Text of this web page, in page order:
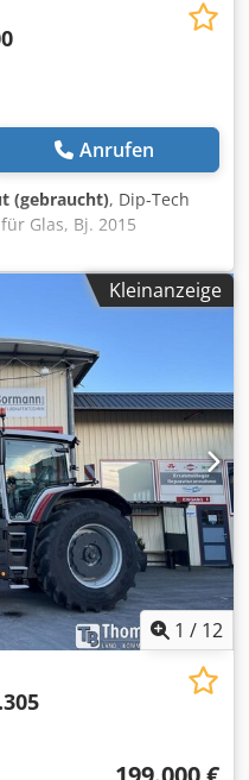
Anrufen
(gebraucht), Dip-Tech
Glas, Bj. 2015
SPEKTRUM TINTE:
und TVG Glas
und
sind 7 Druckköpfe in
Sie ermöglichen den
Glasgröße: 3300 x
x 400 mm Glasdicke: 2
Ee Ahgsha Inline-
6071
x Höhe) Bildformat: Alle
PDF, PS, EPS, Tiff,
18 – 25 C
3 Ph. 50/60Hz In sehr
2024. Verfügbar:
Kleinanzeige
1 / 12